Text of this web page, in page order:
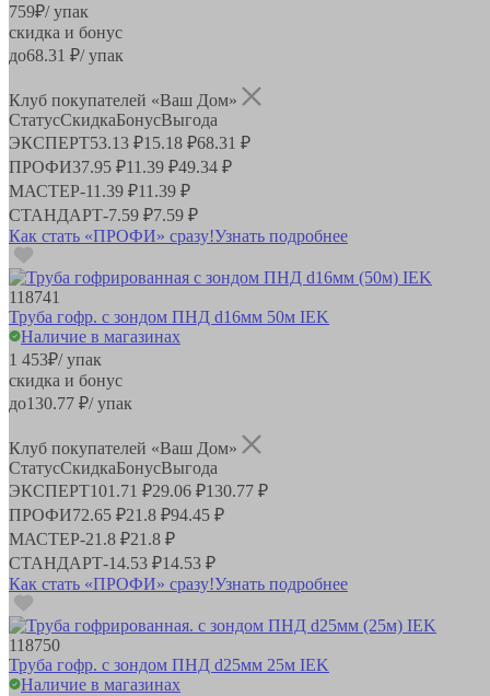
759₽/ упак
скидка и бонус
до68.31 ₽/ упак
Клуб покупателей «Ваш Дом»
СтатусСкидкаБонусВыгода
ЭКСПЕРТ53.13 ₽15.18 ₽68.31 ₽
ПРОФИ37.95 ₽11.39 ₽49.34 ₽
МАСТЕР-11.39 ₽11.39 ₽
СТАНДАРТ-7.59 ₽7.59 ₽
Как стать «ПРОФИ» сразу!Узнать подробнее
118741
Труба гофр. с зондом ПНД d16мм 50м IEK
Наличие в магазинах
1 453₽/ упак
скидка и бонус
до130.77 ₽/ упак
Клуб покупателей «Ваш Дом»
СтатусСкидкаБонусВыгода
ЭКСПЕРТ101.71 ₽29.06 ₽130.77 ₽
ПРОФИ72.65 ₽21.8 ₽94.45 ₽
МАСТЕР-21.8 ₽21.8 ₽
СТАНДАРТ-14.53 ₽14.53 ₽
Как стать «ПРОФИ» сразу!Узнать подробнее
118750
Труба гофр. с зондом ПНД d25мм 25м IEK
Наличие в магазинах